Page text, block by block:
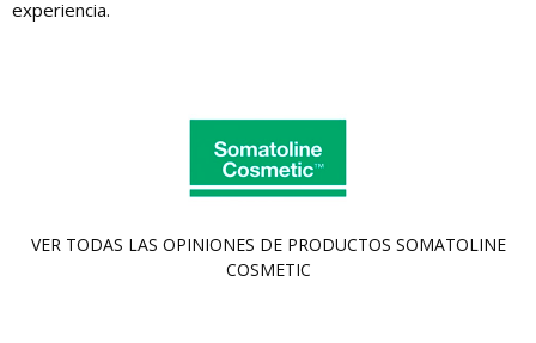
experiencia.
VER TODAS LAS OPINIONES DE PRODUCTOS SOMATOLINE
COSMETIC